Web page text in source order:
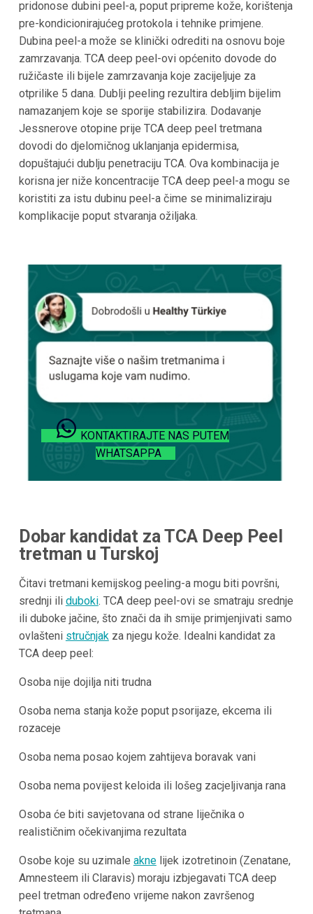
pridonose dubini peel-a, poput pripreme kože, korištenja
pre-kondicionirajućeg protokola i tehnike primjene.
Dubina peel-a može se klinički odrediti na osnovu boje
zamrzavanja. TCA deep peel-ovi općenito dovode do
ružičaste ili bijele zamrzavanja koje zacijeljuje za
otprilike 5 dana. Dublji peeling rezultira debljim bijelim
namazanjem koje se sporije stabilizira. Dodavanje
Jessnerove otopine prije TCA deep peel tretmana
dovodi do djelomičnog uklanjanja epidermisa,
dopuštajući dublju penetraciju TCA. Ova kombinacija je
korisna jer niže koncentracije TCA deep peel-a mogu se
koristiti za istu dubinu peel-a čime se minimaliziraju
komplikacije poput stvaranja ožiljaka.
KONTAKTIRAJTE NAS PUTEM
WHATSAPPA
Dobar kandidat za TCA Deep Peel
tretman u Turskoj
Čitavi tretmani kemijskog peeling-a mogu biti površni,
srednji ili duboki. TCA deep peel-ovi se smatraju srednje
ili duboke jačine, što znači da ih smije primjenjivati samo
ovlašteni stručnjakza njegu kože. Idealni kandidat za
TCA deep peel:
Osoba nije dojilja niti trudna
Osoba nema stanja kože poput psorijaze, ekcema ili
rozaceje
Osoba nema posao kojem zahtijeva boravak vani
Osoba nema povijest keloida ili lošeg zacjeljivanja rana
Osoba će biti savjetovana od strane liječnika o
realističnim očekivanjima rezultata
Osobe koje su uzimale aknelijek izotretinoin (Zenatane,
Amnesteem ili Claravis) moraju izbjegavati TCA deep
peel tretman određeno vrijeme nakon završenog